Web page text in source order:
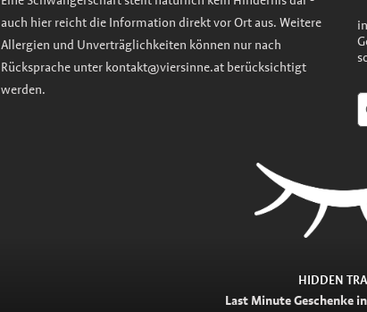
auch hier reicht die Information direkt vor Ort aus. Weitere
Allergien und Unverträglichkeiten können nur nach
Rücksprache unter kontakt@viersinne.at berücksichtigt
werden.
HIDDEN
Last Minute Geschenke